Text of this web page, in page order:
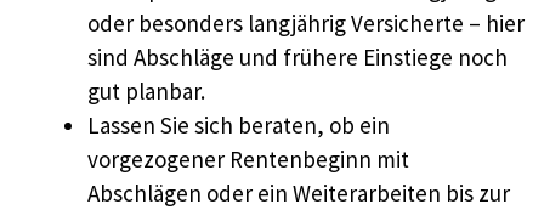
oder besonders langjährig Versicherte – hier
sind Abschläge und frühere Einstiege noch
gut planbar.
Lassen Sie sich beraten, ob ein
vorgezogener Rentenbeginn mit
Abschlägen oder ein Weiterarbeiten bis zur